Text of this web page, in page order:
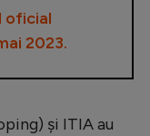
oficial
2023.
și ITIA au